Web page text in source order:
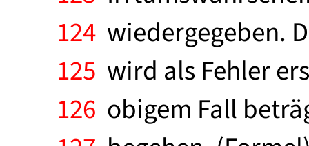
124 wiedergegeben.
125 wird als Fehler
126 obigem Fall